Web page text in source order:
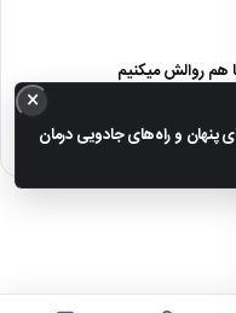
هم روالش میکنیم
×
پنهان و راه‌های جادویی درمان